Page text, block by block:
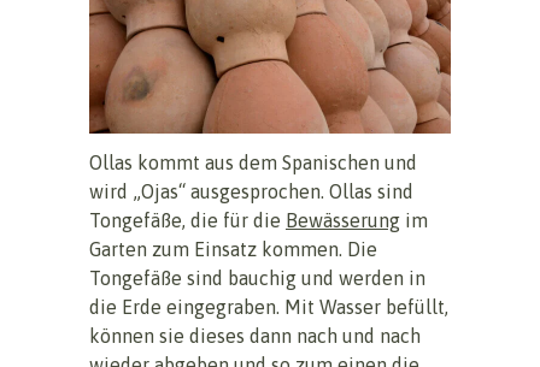
Ollas kommt aus dem Spanischen und
wird „Ojas“ ausgesprochen. Ollas sind
Tongefäße, die für die Bewässerung im
Garten zum Einsatz kommen. Die
Tongefäße sind bauchig und werden in
die Erde eingegraben. Mit Wasser befüllt,
können sie dieses dann nach und nach